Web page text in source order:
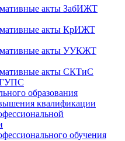
акты ЗабИЖТ
акты КрИЖТ
акты УУКЖТ
акты СКТиС
образования
квалификации
обучения